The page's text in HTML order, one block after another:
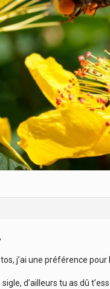
j’ai une préférence
d’ailleurs tu as dû